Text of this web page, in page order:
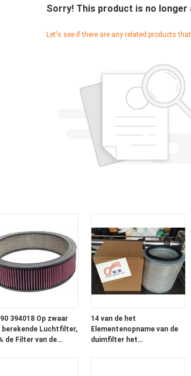
Sorry! This product is no longer
Let's see if there are any related products
394018 Op zwaar
berekende Luchtfilter,
de Filter van de
14 van de het
Elementenopname van de
duimfilter het